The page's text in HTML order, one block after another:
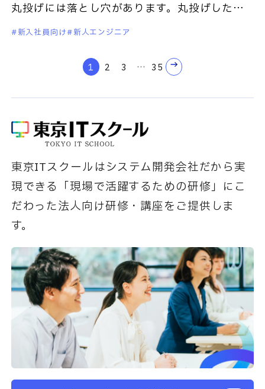
丸投げには落とし穴があります。丸投げした結
果、育成の中身が見えなくなった、現場の負担
新入社員向け 新人エンジニア
1 2 3 … 35
東京ITスクールはシステム開発会社だから実
現できる「現場で活躍するための研修」にこ
だわった法人向け研修・講座をご提供しま
す。